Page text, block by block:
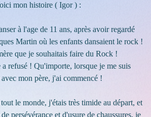
mon histoire ( Igor ) :
à l'age de 11 ans, après avoir regardé
Martin où les enfants dansaient le rock !
que je souhaitais faire du Rock !
refusé ! Qu'importe, lorsque je me suis
mon père, j'ai commencé !
le monde, j'étais très timide au départ, et
persévérance et d'usure de chaussures, je